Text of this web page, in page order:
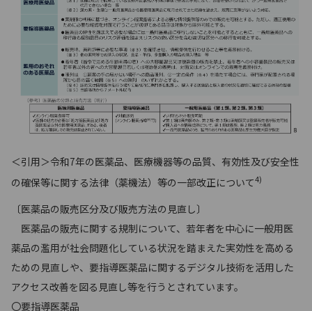
＜引用＞令和7年の医薬品、医療機器等の品質、有効性及び安全性
の確保等に関する法律（薬機法）等の一部改正について4)
〔医薬品の販売区分及び販売方法の見直し〕
医薬品の販売に関する規制について、若年者を中心に一般用医
薬品の濫用が社会問題化している状況を踏まえた実効性を高める
ための見直しや、要指導医薬品に関するデジタル技術を活用した
アクセス改善を図る見直し等を行うとされています。
〇要指導医薬品